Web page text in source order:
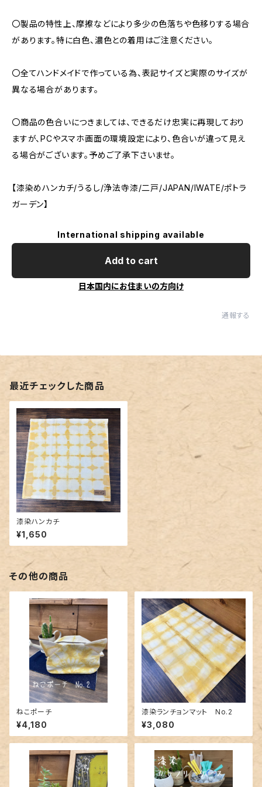
〇製品の特性上、摩擦などにより多少の色落ちや色移りする場合
があります。特に白色、濃色との着用はご注意ください。
〇全てハンドメイドで作っている為、表記サイズと実際のサイズが
異なる場合があります。
〇商品の色合いにつきましては、できるだけ忠実に再現しており
ますが、PCやスマホ画面の環境設定により、色合いが違って見え
る場合がございます。予めご了承下さいませ。
【漆染めハンカチ/うるし/浄法寺漆/二戸/JAPAN/IWATE/ポトラ
ガーデン】
International shipping available
Add to cart
日本国内にお住まいの方向け
通報する
最近チェックした商品
漆染ハンカチ
¥1,650
その他の商品
ねこポーチ
¥4,180
漆染ランチョンマット No.2
¥3,080